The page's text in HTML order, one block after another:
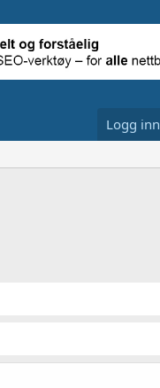
Logg inn